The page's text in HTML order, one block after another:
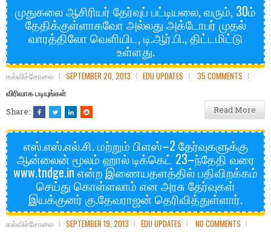
முதுகலை ஆசிரியர் தேர்வுப் பட்டியலை, வரும், 30ம்
தேதிக்குள்ளாகவோ அல்லது அக்டோபர் முதல்
வாரத்திலோ வெளியிட, டி.ஆர்.பி., திட்டமிட்டு
உள்ளது.
கல்விச்சோலை SEPTEMBER 20, 2013 EDU UPDATES 35 COMMENTS
விரிவாக படியுங்கள்
Share:
Read More
எஸ்.எஸ்.எல்.சி. மற்றும் பிளஸ்–2 தேர்வுகளுக்கு
ஆன்லைன் மூலம் ஹால் டிக்கெட் 23–ந்தேதி வரை
www.tndge.in என்ற இணையதளத்தில் பதிவிறக்கம்
செய்து கொள்ளலாம் என அரசு தேர்வுகள்
இயக்குனர் கு.தேவராஜன் தெரிவித்துள்ளார்.
கல்விச்சோலை SEPTEMBER 19, 2013 EDU UPDATES NO COMMENTS